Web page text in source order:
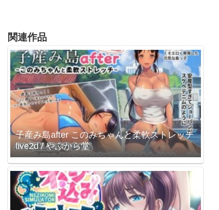
関連作品
子産み島after このみちゃんと柔軟ストレッチ
live2d / やぶから堂